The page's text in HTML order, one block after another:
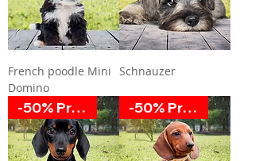
French poodle Mini
Domino
Schnauzer
-50% Promoción -50% Promoción